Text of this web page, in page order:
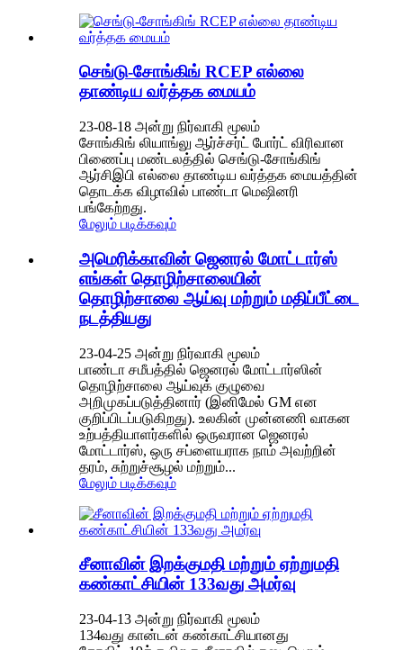
செங்டு-சோங்கிங் RCEP எல்லை
தாண்டிய வர்த்தக மையம்
23-08-18 அன்று நிர்வாகி மூலம்
சோங்கிங் லியாங்லு ஆர்ச்சர்ட் போர்ட் விரிவான
பிணைப்பு மண்டலத்தில் செங்டு-சோங்கிங்
ஆர்சிஇபி எல்லை தாண்டிய வர்த்தக மையத்தின்
தொடக்க விழாவில் பாண்டா மெஷினரி
பங்கேற்றது.
மேலும் படிக்கவும்
அமெரிக்காவின் ஜெனரல் மோட்டார்ஸ்
எங்கள் தொழிற்சாலையின்
தொழிற்சாலை ஆய்வு மற்றும் மதிப்பீட்டை
நடத்தியது
23-04-25 அன்று நிர்வாகி மூலம்
பாண்டா சமீபத்தில் ஜெனரல் மோட்டார்ஸின்
தொழிற்சாலை ஆய்வுக் குழுவை
அறிமுகப்படுத்தினார் (இனிமேல் GM என
குறிப்பிடப்படுகிறது). உலகின் முன்னணி வாகன
உற்பத்தியாளர்களில் ஒருவரான ஜெனரல்
மோட்டார்ஸ், ஒரு சப்ளையராக நாம் அவற்றின்
தரம், சுற்றுச்சூழல் மற்றும்...
மேலும் படிக்கவும்
சீனாவின் இறக்குமதி மற்றும் ஏற்றுமதி
கண்காட்சியின் 133வது அமர்வு
23-04-13 அன்று நிர்வாகி மூலம்
134வது கான்டன் கண்காட்சியானது